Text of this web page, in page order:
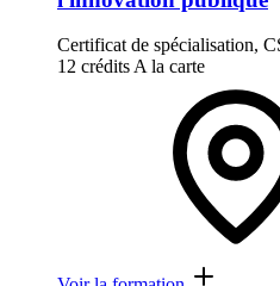
Certificat de spécialisation,
12 crédits A la carte